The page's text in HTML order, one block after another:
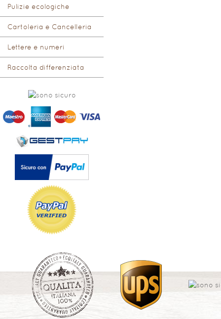
Pulizie ecologiche
Cartoleria e Cancelleria
Lettere e numeri
Raccolta differenziata